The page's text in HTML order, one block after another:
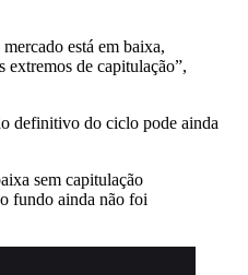
está em baixa,
extremos de capitulação”,
definitivo do ciclo pode ainda
sem capitulação
fundo ainda não foi